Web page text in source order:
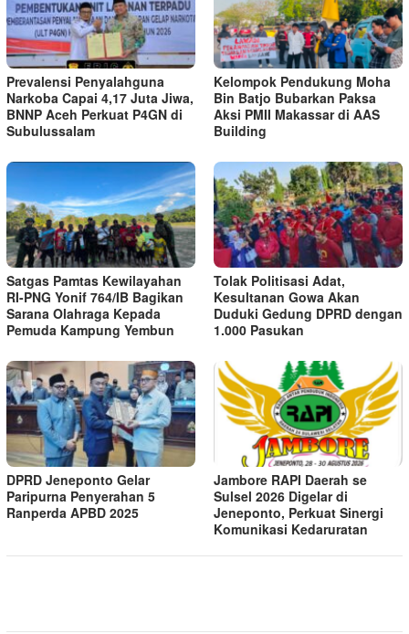
Prevalensi Penyalahguna
Narkoba Capai 4,17 Juta Jiwa,
BNNP Aceh Perkuat P4GN di
Subulussalam
Kelompok Pendukung Moha
Bin Batjo Bubarkan Paksa
Aksi PMII Makassar di AAS
Building
Satgas Pamtas Kewilayahan
RI-PNG Yonif 764/IB Bagikan
Sarana Olahraga Kepada
Pemuda Kampung Yembun
Tolak Politisasi Adat,
Kesultanan Gowa Akan
Duduki Gedung DPRD dengan
1.000 Pasukan
DPRD Jeneponto Gelar
Paripurna Penyerahan 5
Ranperda APBD 2025
Jambore RAPI Daerah se
Sulsel 2026 Digelar di
Jeneponto, Perkuat Sinergi
Komunikasi Kedaruratan